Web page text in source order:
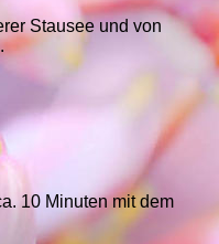
Stausee und von
10 Minuten mit dem